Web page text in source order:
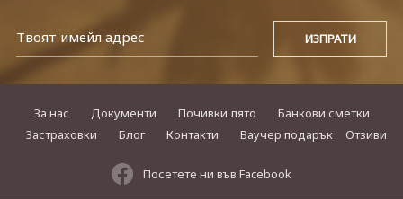
За нас Документи Почивки лято
Банкови сметки
Застраховки
Блог Контакти Ваучер подарък Отзиви
Посетете ни във Facebook